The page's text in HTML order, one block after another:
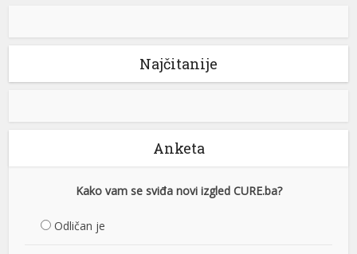
Najčitanije
Anketa
Kako vam se sviđa novi izgled CURE.ba?
Odličan je